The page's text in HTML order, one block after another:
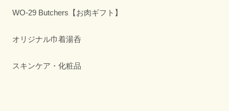
WO-29 Butchers【お肉ギフト】
オリジナル巾着湯呑
スキンケア・化粧品